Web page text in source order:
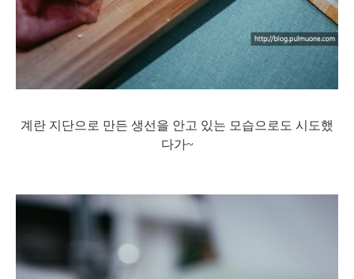
계란 지단으로 만든 생선을 안고 있는 모습으로도 시도했
다가~